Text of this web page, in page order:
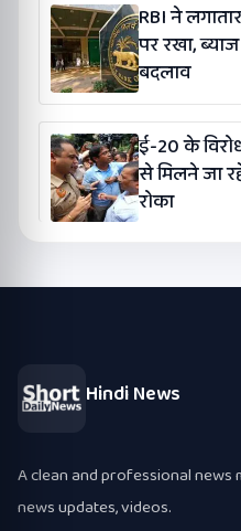
RBI ने
पर रखा,
बदलाव
ई-20 के
से मिलने जा
रोका
Hindi News
A clean and professional
news updates, videos.